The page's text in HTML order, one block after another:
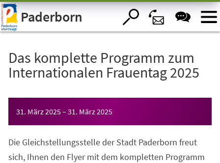
Visuelle
Assistenzsoftware
öffnen.Paderborn
Das komplette Programm zum
Internationalen Frauentag 2025
31. März 2025– 31. März 2025
Die Gleichstellungsstelle der Stadt Paderborn freut
sich, Ihnen den Flyer mit dem kompletten Programm